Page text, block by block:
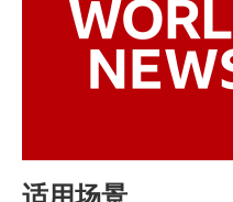
适用场景